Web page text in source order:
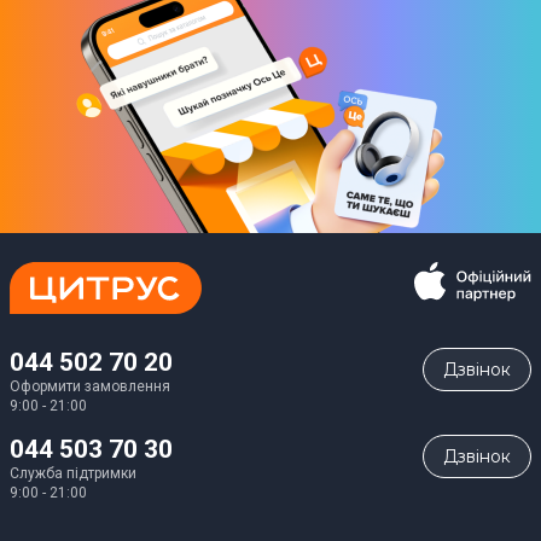
044 502 70 20
Оформити замовлення
9:00 - 21:00
Дзвiнок
044 503 70 30
Служба підтримки
9:00 - 21:00
Дзвiнок